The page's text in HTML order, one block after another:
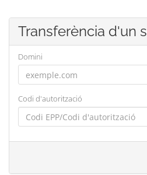
Transferència d'un
Domini
Codi d'autorització